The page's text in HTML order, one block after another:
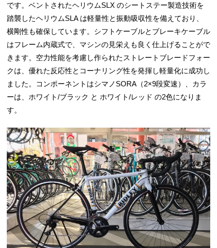
です。ベントされたヘリウムSLX のシートステー製造技術を
踏襲したヘリウムSLA は軽量性と振動吸収性を備えており、
横剛性も確保しています。シフトケーブルとブレーキケーブル
はフレーム内蔵式で、マシンの見栄えも良く仕上げることがで
きます。空力性能を考慮し作られたストレートブレードフォー
クは、優れた反応性とコーナリング性を発揮し軽量化に成功し
ました。コンポーネントはシマノSORA（2×9段変速）、カラ
ーは、ホワイト/ブラック と ホワイト/レッド の2色になりま
す。